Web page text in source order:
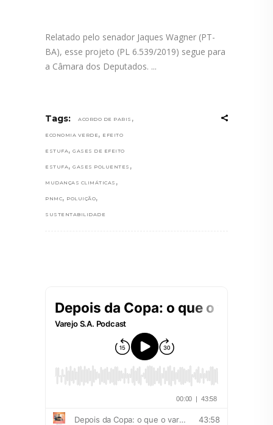
Relatado pelo senador Jaques Wagner (PT-
BA), esse projeto (PL 6.539/2019) segue para
a Câmara dos Deputados.
Tags: ACORDO DE PARIS ,
ECONOMIA VERDE , EFEITO
ESTUFA , GASES DE EFEITO
ESTUFA , GASES POLUENTES ,
MUDANÇAS CLIMÁTICAS ,
PNMC, POLUIÇÃO,
SUSTENTABILIDADE